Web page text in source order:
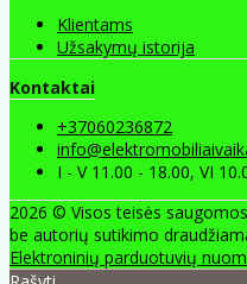
Klientams
Užsakymų istorija
Kontaktai
+37060236872
I - V 11.00 - 18.00, VI
2026 © Visos teisės
be autorių sutikimo
Elektroninių parduotuvių